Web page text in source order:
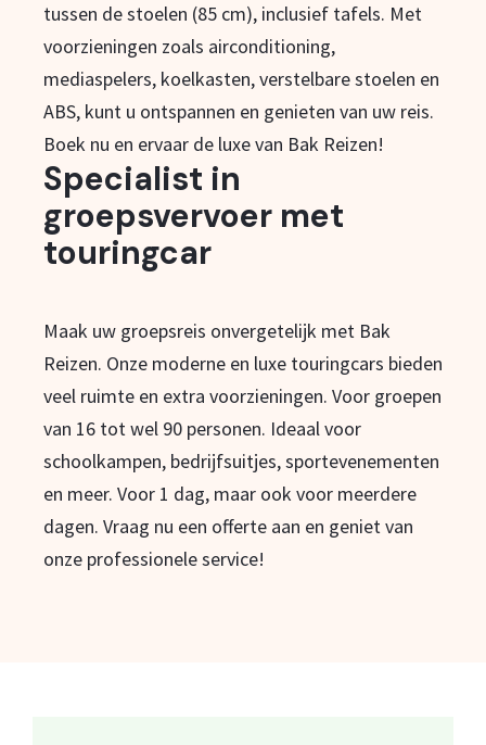
tussen de stoelen (85 cm), inclusief tafels. Met
voorzieningen zoals airconditioning,
mediaspelers, koelkasten, verstelbare stoelen en
ABS, kunt u ontspannen en genieten van uw reis.
Boek nu en ervaar de luxe van Bak Reizen!
Specialist in
groepsvervoer met
touringcar
Maak uw groepsreis onvergetelijk met Bak
Reizen. Onze moderne en luxe touringcars bieden
veel ruimte en extra voorzieningen. Voor groepen
van 16 tot wel 90 personen. Ideaal voor
schoolkampen, bedrijfsuitjes, sportevenementen
en meer. Voor 1 dag, maar ook voor meerdere
dagen. Vraag nu een offerte aan en geniet van
onze professionele service!